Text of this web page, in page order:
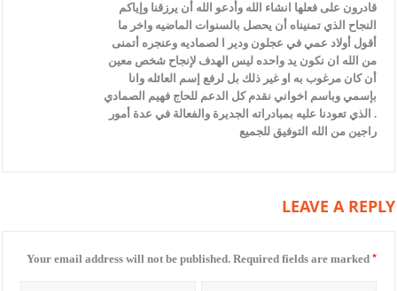
قادرون على فعلها انشاء الله وأدعو الله أن يرزقنا وإياكم
النجاح الذي تمنيناه أن يحصل بالسنوات الماضيه واخر ما
أقول أولاد عمي في عجلون ودير ا لصماديه وعنجره أتمنى
من الله ان نكون يد واحده ليس الهدف لإنجاح شخص معين
أن كان مرغوب به او غير ذلك بل لرفع إسم العائله وانا
بإسمي وباسم اخواني نقدم كل الدعم للحاج فهيم الصمادي
الذي تعودنا عليه بمبادراته الجديرة والفعالة في عدة أمور .
راجين من الله التوفيق للجميع
LEAVE A REPLY
Your email address will not be published. Required fields are marked *